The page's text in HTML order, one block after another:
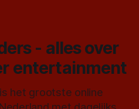
- alles over
entertainment
het grootste online